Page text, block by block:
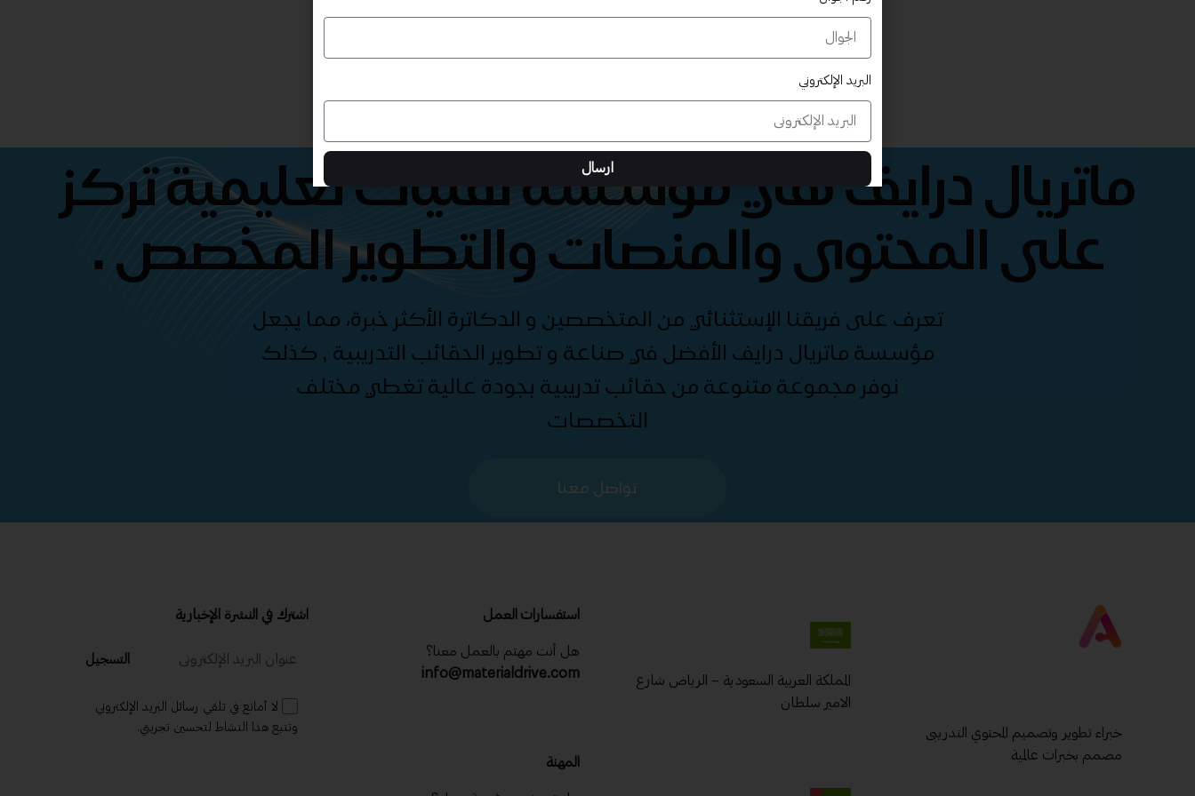
ماتريال درايف هي مؤسسة تقنيات تعليمية تركز
على المحتوى والمنصات والتطوير المخصص .
تعرف على فريقنا الإستثنائي من المتخصصين و الدكاترة الأكثر خبرة، مما يجعل
مؤسسة ماتريال درايف الأفضل في صناعة و تطوير الحقائب التدريبية , كذلك
نوفر مجموعة متنوعة من حقائب تدريبية بجودة عالية تغطي مختلف
التخصصات
تواصل معنا
خبراء تطوير وتصميم المحتوي التدريبى
مصمم بخبرات عالمية
المملكة العربية السعودية – الرياض شارع
الامير سلطان
استفسارات العمل
هل أنت مهتم بالعمل معنا؟
info@materialdrive.com
المهنة
اشترك في النشرة الإخبارية
التسجيل
لا أمانع في تلقي رسائل البريد الإلكتروني
وتتبع هذا النشاط لتحسين تجربتي.
البريد الإلكتروني
ارسال